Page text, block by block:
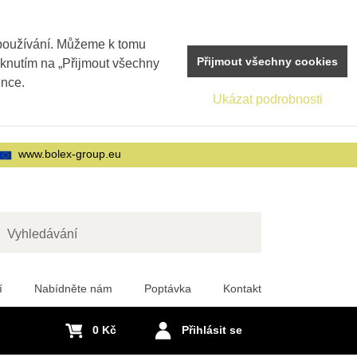
Nabídněte nám Poptávka Kontakt
Přihlásit se
0 Kč
www.bolex-group.eu
Můžeme k tomu
na „Přijmout všechny
Ukázat podrobnosti
Přijmout všechny cookies